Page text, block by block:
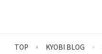
TOP KYOBI BLOG